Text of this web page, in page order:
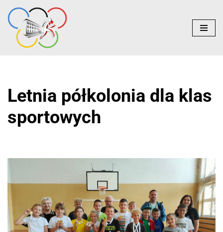
treści
Przejdź
treści
Letnia półkolonia dla klas
sportowych